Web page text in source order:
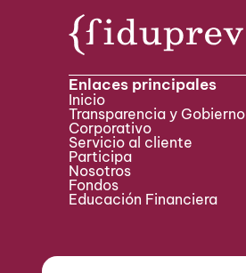
Enlaces principales
Inicio
Transparencia y Gobierno
Corporativo
Servicio al cliente
Participa ​
Nosotros
Fondos
Educación Financiera